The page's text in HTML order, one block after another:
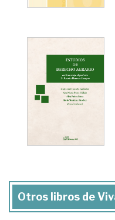
Otros libros de